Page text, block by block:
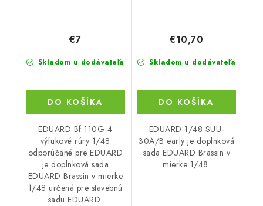
Skladom u dodávateľa
€7
DO KOŠÍKA
EDUARD Bf 110G-4
výfukové rúry 1/48
odporúčané pre EDUARD
je doplnková sada
EDUARD Brassin v mierke
1/48 určená pre stavebnú
sadu EDUARD.
Skladom u dodávateľa
€10,70
DO KOŠÍKA
EDUARD 1/48 SUU-
30A/B early je doplnková
sada EDUARD Brassin v
mierke 1/48.